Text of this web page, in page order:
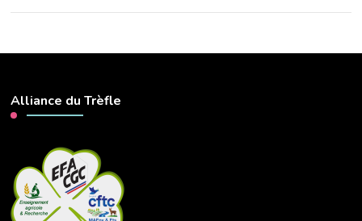
Alliance du Trèfle